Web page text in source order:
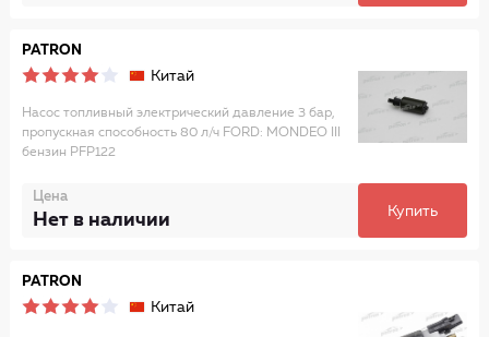
PATRON
Китай
Насос топливный электрический давление 3 бар,
пропускная способность 80 л/ч FORD: MONDEO III
бензин PFP122
Цена
Нет в наличии Купить
PATRON
Китай